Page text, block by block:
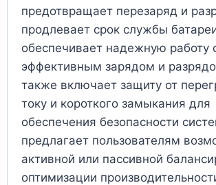
предотвращает перезаряд и
продлевает срок службы
обеспечивает надежную работу
эффективным зарядом и
также включает защиту от
току и короткого замыкания для
обеспечения безопасности
предлагает пользователям
активной или пассивной
оптимизации